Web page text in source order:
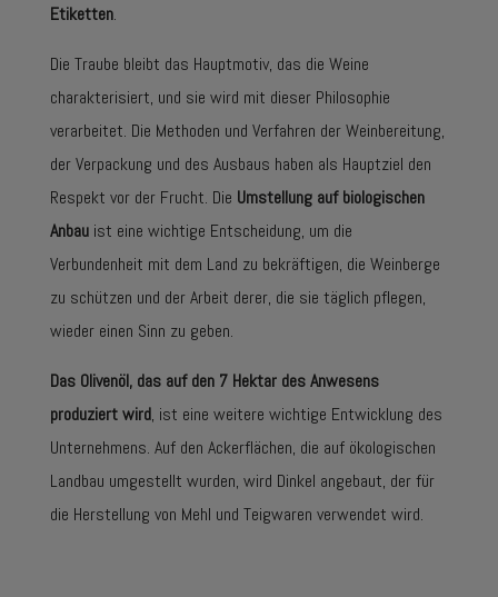
Etiketten.
Die Traube bleibt das Hauptmotiv, das die Weine
charakterisiert, und sie wird mit dieser Philosophie
verarbeitet. Die Methoden und Verfahren der Weinbereitung,
der Verpackung und des Ausbaus haben als Hauptziel den
Respekt vor der Frucht. Die Umstellung auf biologischen
Anbau ist eine wichtige Entscheidung, um die
Verbundenheit mit dem Land zu bekräftigen, die Weinberge
zu schützen und der Arbeit derer, die sie täglich pflegen,
wieder einen Sinn zu geben.
Das Olivenöl, das auf den 7 Hektar des Anwesens
produziert wird, ist eine weitere wichtige Entwicklung des
Unternehmens. Auf den Ackerflächen, die auf ökologischen
Landbau umgestellt wurden, wird Dinkel angebaut, der für
die Herstellung von Mehl und Teigwaren verwendet wird.